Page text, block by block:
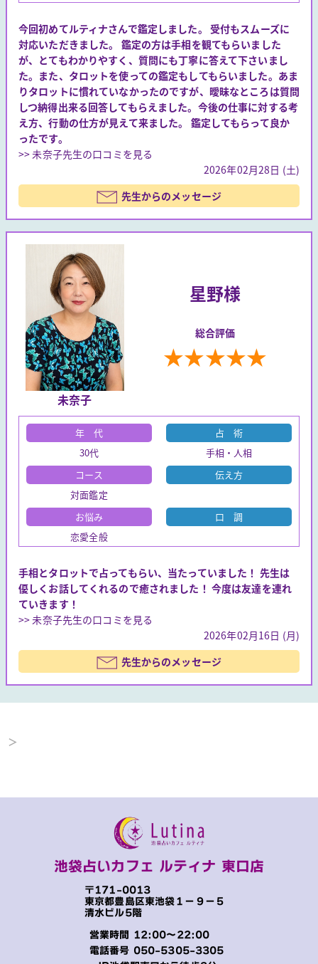
今回初めてルティナさんで鑑定しました。 受付もスムーズに
対応いただきました。 鑑定の方は手相を観てもらいました
が、とてもわかりやすく、質問にも丁寧に答えて下さいまし
た。また、タロットを使っての鑑定もしてもらいました。あま
りタロットに慣れていなかったのですが、曖昧なところは質問
しつ納得出来る回答してもらえました。今後の仕事に対する考
え方、行動の仕方が見えて来ました。 鑑定してもらって良か
ったです。
>> 未奈子先生の口コミを見る
2026年02月28日 (土)
先生からのメッセージ
未奈子
星野様
総合評価
★★★★★
年 代
30代
コース
対面鑑定
お悩み
恋愛全般
占 術
手相・人相
伝え方
口 調
手相とタロットで占ってもらい、当たっていました！ 先生は
優しくお話してくれるので癒されました！ 今度は友達を連れ
ていきます！
>> 未奈子先生の口コミを見る
2026年02月16日 (月)
先生からのメッセージ
＞
池袋占いカフェ ルティナ 東口店
〒171-0013
東京都豊島区東池袋１−９−５
清水ビル5階
営業時間 12:00～22:00
電話番号 050-5305-3305